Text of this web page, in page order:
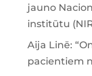
jauno
institūtu
Aija Linē:
pacientiem